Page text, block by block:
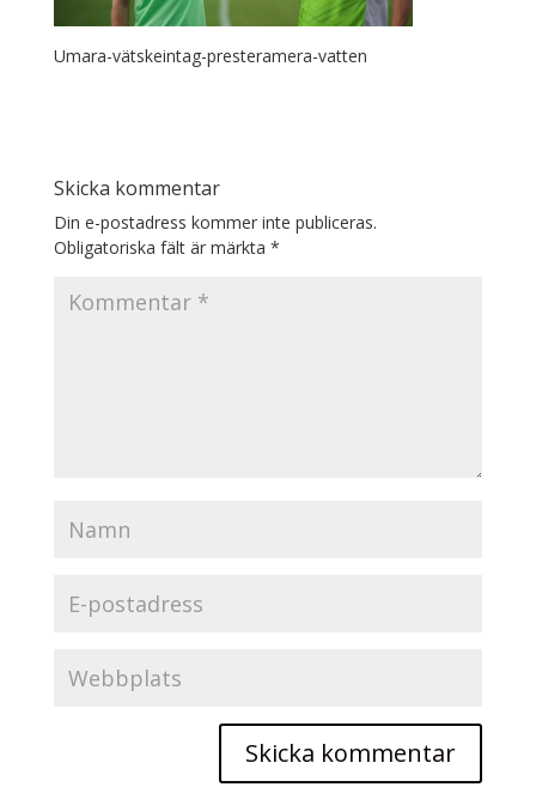
Umara-vätskeintag-presteramera-vatten
Skicka kommentar
Din e-postadress kommer inte publiceras.
Obligatoriska fält är märkta *